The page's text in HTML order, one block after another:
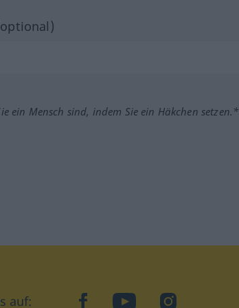
ein Mensch sind, indem Sie ein Häkchen setzen.*
auf: facebookYouTubeInstagram